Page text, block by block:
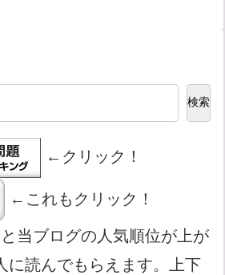
検索
←クリック！
←これもクリック！
当ブログの人気順位が上が
に読んでもらえます。上下